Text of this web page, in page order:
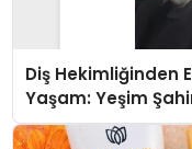
Diş Hekimliğinden
Yaşam: Yeşim